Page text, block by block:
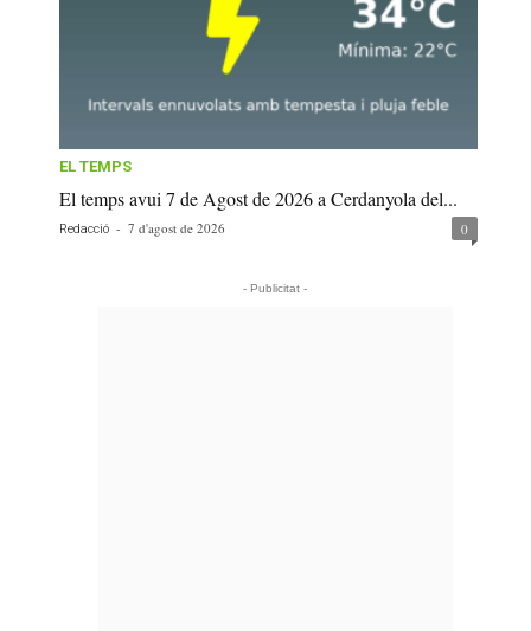
EL TEMPS
El temps avui 7 de Agost de 2026 a Cerdanyola del...
Redacció - 7 d'agost de 2026 0
- Publicitat -